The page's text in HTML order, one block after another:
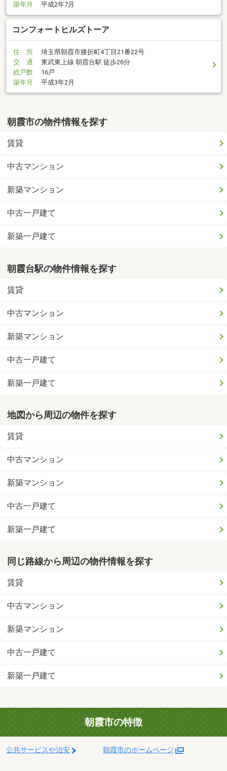
築年月
平成2年7月
コンフォートヒルズトーア
住 所
埼玉県朝霞市膝折町4丁目21番22号
交 通
東武東上線 朝霞台駅 徒歩26分
総戸数
16戸
築年月
平成3年2月
朝霞市の物件情報を探す
賃貸
中古マンション
新築マンション
中古一戸建て
新築一戸建て
朝霞台駅の物件情報を探す
賃貸
中古マンション
新築マンション
中古一戸建て
新築一戸建て
地図から周辺の物件を探す
賃貸
中古マンション
新築マンション
中古一戸建て
新築一戸建て
同じ路線から周辺の物件情報を探す
賃貸
中古マンション
新築マンション
中古一戸建て
新築一戸建て
朝霞市の特徴
公共サービスや治安 朝霞市のホームページ